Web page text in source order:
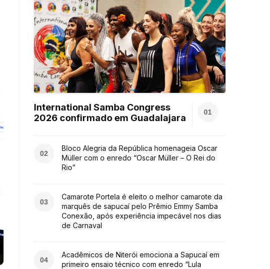
International Samba Congress
2026 confirmado em Guadalajara
01
02
Bloco Alegria da República homenageia Oscar
Müller com o enredo “Oscar Müller – O Rei do
Rio”
03
Camarote Portela é eleito o melhor camarote da
marquês de sapucaí pelo Prêmio Emmy Samba
Conexão, após experiência impecável nos dias
de Carnaval
04
Acadêmicos de Niterói emociona a Sapucaí em
primeiro ensaio técnico com enredo “Lula